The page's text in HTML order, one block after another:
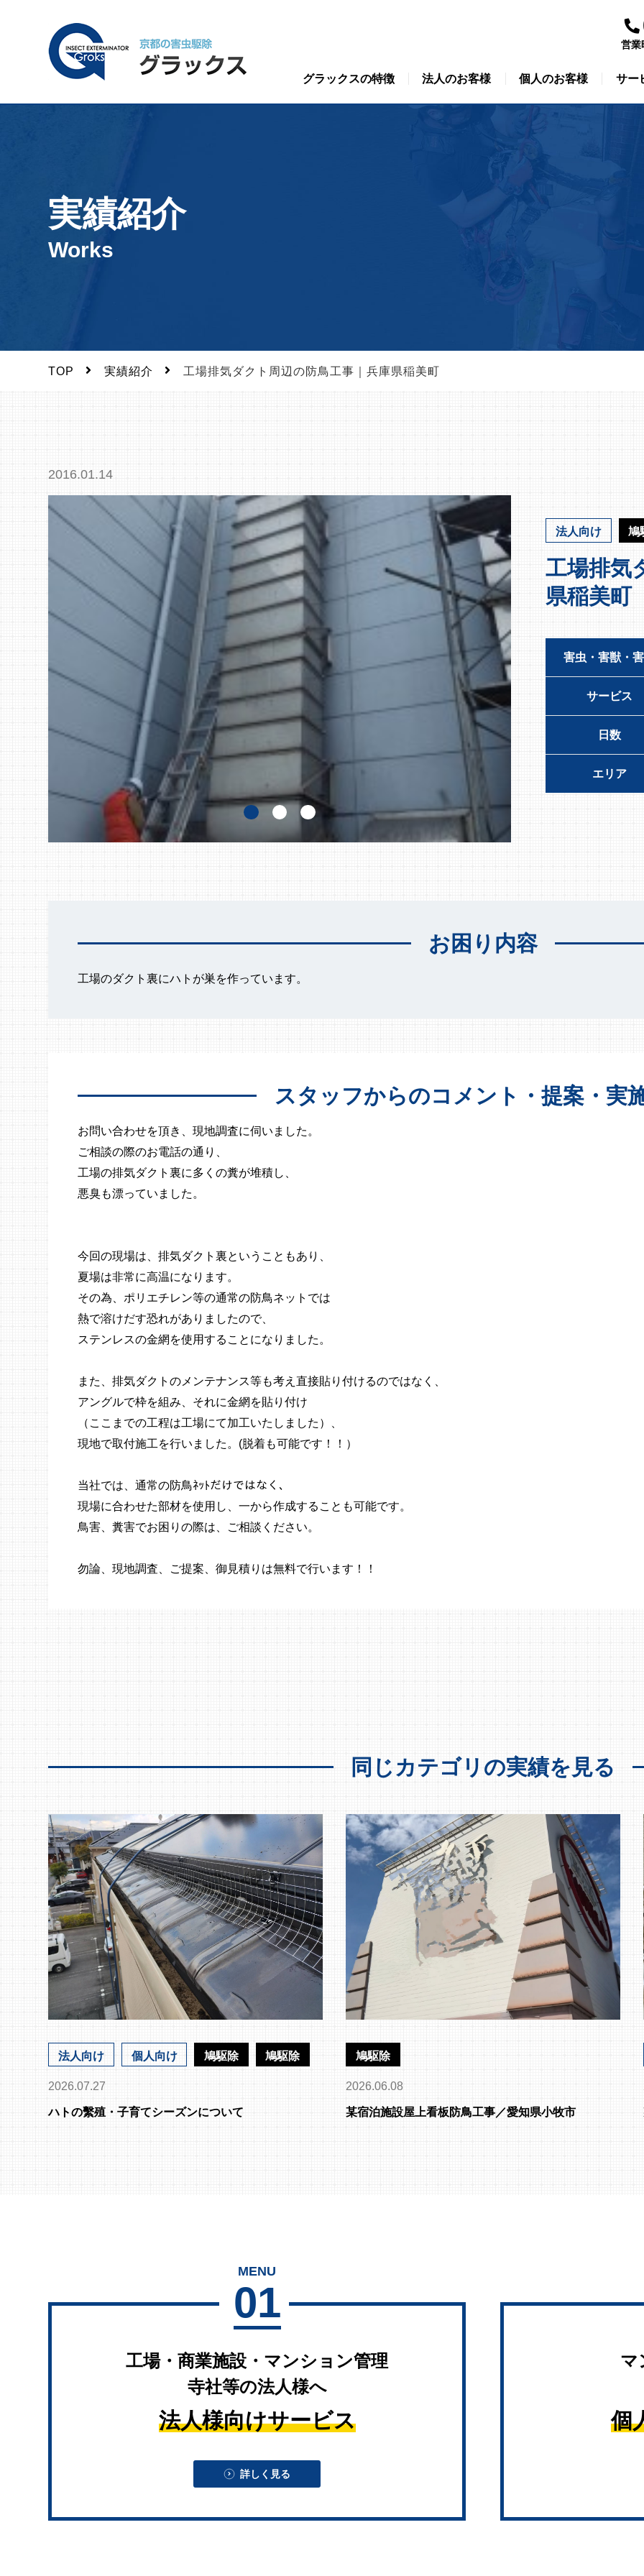
グラックスの特徴 法人のお客様 個人のお客様 サー
営業
実績紹介
Works
TOP 実績紹介 工場排気ダクト周辺の防鳥工事｜兵庫県稲美町
2016.01.14
法人向け 鳩
工場排気
県稲美町
害虫・害獣・
サービス
日数
エリア
お困り内容
工場のダクト裏にハトが巣を作っています。
スタッフからのコメント・提案・ 実
お問い合わせを頂き、現地調査に伺いました。
ご相談の際のお電話の通り、
工場の排気ダクト裏に多くの糞が堆積し、
悪臭も漂っていました。
今回の現場は、排気ダクト裏ということもあり、
夏場は非常に高温になります。
その為、ポリエチレン等の通常の防鳥ネットでは
熱で溶けだす恐れがありましたので、
ステンレスの金網を使用することになりました。
また、排気ダクトのメンテナンス等も考え直接貼り付けるのではなく、
アングルで枠を組み、それに金網を貼り付け
（ここまでの工程は工場にて加工いたしました）、
現地で取付施工を行いました。(脱着も可能です！！）
当社では、通常の防鳥ﾈｯﾄだけではなく、
現場に合わせた部材を使用し、一から作成することも可能です。
鳥害、糞害でお困りの際は、ご相談ください。
勿論、現地調査、ご提案、御見積りは無料で行います！！
同じカテゴリの実績を見る
法人向け 個人向け 鳩駆除 鳩駆除
2026.07.27
ハトの繫殖・子育てシーズンについて
鳩駆除
2026.06.08
某宿泊施設屋上看板防鳥工事／愛知県小牧市
MENU
01
工場・商業施設・マンション管理
寺社等の法人様へ
法人様向けサービス
詳しく見る
マ
個